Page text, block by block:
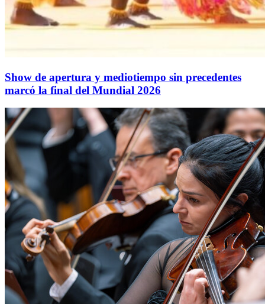
Show de apertura y mediotiempo sin precedentes
marcó la final del Mundial 2026